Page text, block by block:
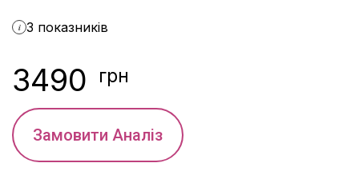
3 показників
i
3490 грн
Замовити Аналіз